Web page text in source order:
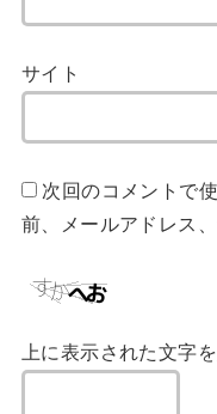
サイト
次回のコメントで
前、メールアドレス
上に表示された文字